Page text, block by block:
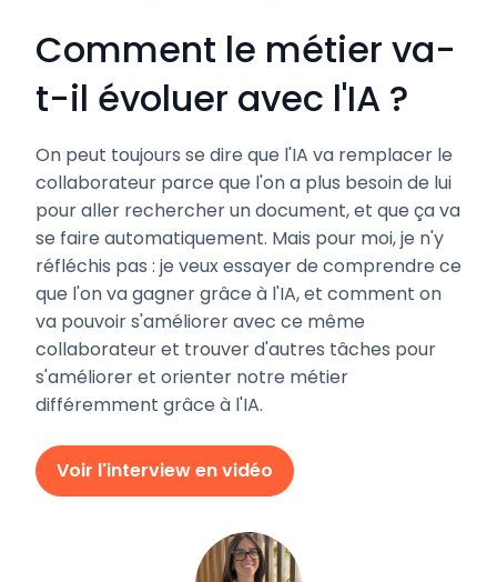
Comment le métier va-
t-il évoluer avec l'IA ?
On peut toujours se dire que l'IA va remplacer le
collaborateur parce que l'on a plus besoin de lui
pour aller rechercher un document, et que ça va
se faire automatiquement. Mais pour moi, je n'y
réfléchis pas : je veux essayer de comprendre ce
que l'on va gagner grâce à l'IA, et comment on
va pouvoir s'améliorer avec ce même
collaborateur et trouver d'autres tâches pour
s'améliorer et orienter notre métier
différemment grâce à l'IA.
Voir l'interview en vidéo